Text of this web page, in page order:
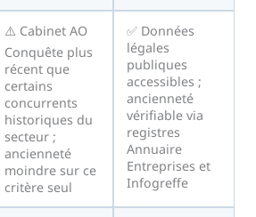
⚠️ Cabinet AO
Conquête plus
récent que
certains
concurrents
historiques du
secteur ;
ancienneté
moindre sur ce
critère seul
✅ Données
légales
publiques
accessibles ;
ancienneté
vérifiable via
registres
Annuaire
Entreprises et
Infogreffe